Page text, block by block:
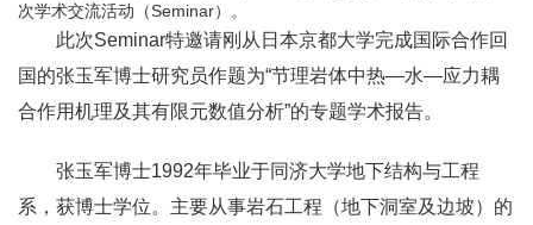
次学术交流活动（Seminar）。
此次Seminar特邀请刚从日本京都大学完成国际合作回
国的张玉军博士研究员作题为“节理岩体中热—水—应力耦
合作用机理及其有限元数值分析”的专题学术报告。
张玉军博士1992年毕业于同济大学地下结构与工程
系，获博士学位。主要从事岩石工程（地下洞室及边坡）的